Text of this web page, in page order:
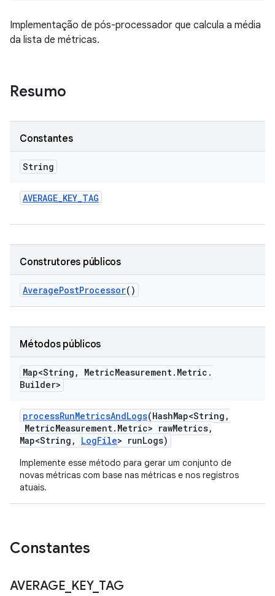
Implementação de pós-processador que calcula a média
da lista de métricas.
Resumo
Constantes
String
AVERAGE_KEY_TAG
Construtores públicos
AveragePostProcessor()
Métodos públicos
Map<String , MetricMeasurement. Metric .
Builder>
processRunMetricsAndLogs(HashMap<String ,
MetricMeasurement. Metric> rawMetrics,
Map<String , LogFile> runLogs)
Implemente esse método para gerar um conjunto de
novas métricas com base nas métricas e nos registros
atuais.
Constantes
AVERAGE KEY_ TAG